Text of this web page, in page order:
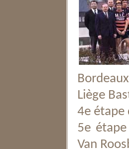
Liège
4e étape
5e
Van